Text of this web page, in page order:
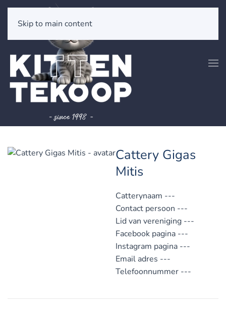
Skip to main content
Cattery Gigas
Mitis
Catterynaam ---
Contact persoon ---
Lid van vereniging ---
Facebook pagina ---
Instagram pagina ---
Email adres ---
Telefoonnummer ---